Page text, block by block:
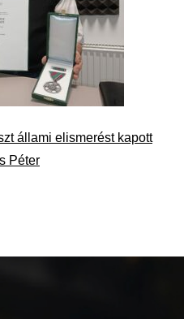
állami elismerést kapott
Péter